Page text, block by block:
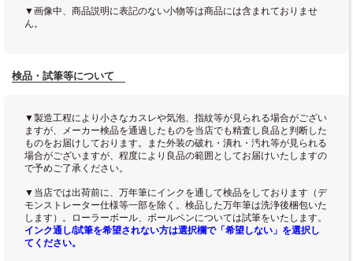
▼画像中、商品説明に表記のない小物等は商品には含まれておりませ
ん。
検品・試筆等について
▼製造工程により小さなカスレや気泡、指紋等が見られる場合がござい
ますが、メーカー検品を通過したものを当店でも精査し良品と判断した
ものをお届けしております。また外装の破れ・潰れ・汚れ等が見られる
場合がございますが、程度により良品の範囲としてお届けいたしますの
で予めご了承ください。
▼当店では出荷前に、万年筆にインクを通して検品をしております（デ
モンストレーター仕様等一部を除く。検品した万年筆は洗浄後梱包いた
します）。ローラーボール、ボールペンについては試筆をいたします。
インク通し/試筆を希望されない方は選択欄で「希望しない」を選択し
てください。